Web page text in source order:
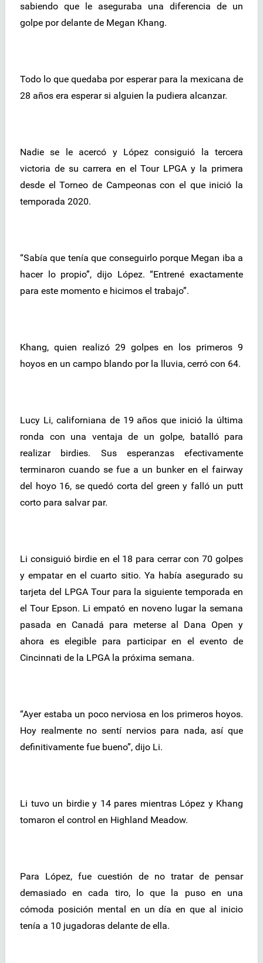
sabiendo que le aseguraba una diferencia de un
golpe por delante de Megan Khang.
Todo lo que quedaba por esperar para la mexicana de
28 años era esperar si alguien la pudiera alcanzar.
Nadie se le acercó y López consiguió la tercera
victoria de su carrera en el Tour LPGA y la primera
desde el Torneo de Campeonas con el que inició la
temporada 2020.
“Sabía que tenía que conseguirlo porque Megan iba a
hacer lo propio”, dijo López. “Entrené exactamente
para este momento e hicimos el trabajo”.
Khang, quien realizó 29 golpes en los primeros 9
hoyos en un campo blando por la lluvia, cerró con 64.
Lucy Li, californiana de 19 años que inició la última
ronda con una ventaja de un golpe, batalló para
realizar birdies. Sus esperanzas efectivamente
terminaron cuando se fue a un bunker en el fairway
del hoyo 16, se quedó corta del green y falló un putt
corto para salvar par.
Li consiguió birdie en el 18 para cerrar con 70 golpes
y empatar en el cuarto sitio. Ya había asegurado su
tarjeta del LPGA Tour para la siguiente temporada en
el Tour Epson. Li empató en noveno lugar la semana
pasada en Canadá para meterse al Dana Open y
ahora es elegible para participar en el evento de
Cincinnati de la LPGA la próxima semana.
“Ayer estaba un poco nerviosa en los primeros hoyos.
Hoy realmente no sentí nervios para nada, así que
definitivamente fue bueno”, dijo Li.
Li tuvo un birdie y 14 pares mientras López y Khang
tomaron el control en Highland Meadow.
Para López, fue cuestión de no tratar de pensar
demasiado en cada tiro, lo que la puso en una
cómoda posición mental en un día en que al inicio
tenía a 10 jugadoras delante de ella.